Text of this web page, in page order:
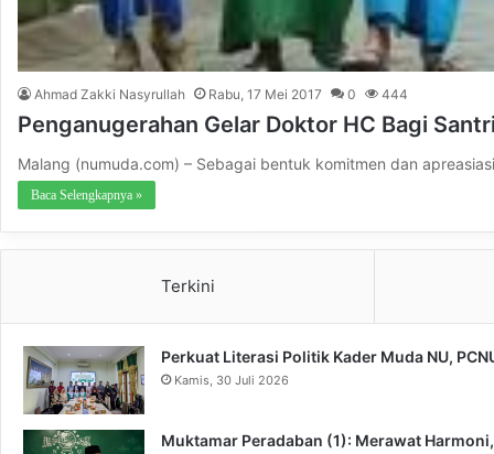
Ahmad Zakki Nasyrullah Rabu, 17 Mei 2017 0 444
Penganugerahan Gelar Doktor HC Bagi
Malang (numuda.com) – Sebagai bentuk komitmen dan
Baca Selengkapnya »
Terkini
Perkuat Literasi Politik Kader Muda NU,
Kamis, 30 Juli 2026
Muktamar Peradaban (1): Merawat